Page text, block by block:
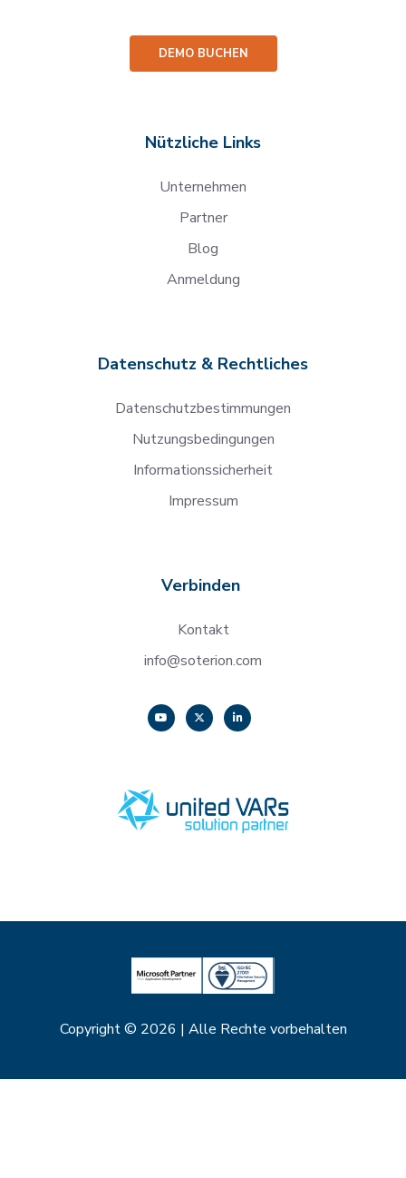
DEMO BUCHEN
Nützliche Links
Unternehmen
Partner
Blog
Anmeldung
Datenschutz & Rechtliches
Datenschutzbestimmungen
Nutzungsbedingungen
Informationssicherheit
Impressum
Verbinden
Kontakt
info@soterion.com
Copyright © 2026 | Alle Rechte vorbehalten